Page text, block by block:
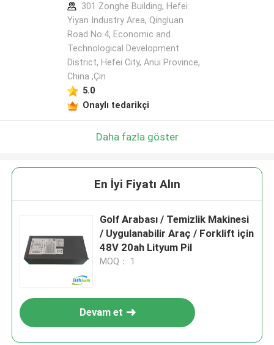
301 Zonghe Building, Hefei
Yiyan Industry Area, Qingluan
Road No.4, Economic and
Technological Development
District, Hefei City, Anui Province,
China ,Çin
5.0
Onaylı tedarikçi
Daha fazla göster
En İyi Fiyatı Alın
Golf Arabası / Temizlik Makinesi
/ Uygulanabilir Araç / Forklift için
48V 20ah Lityum Pil
MOQ： 1
Devam et